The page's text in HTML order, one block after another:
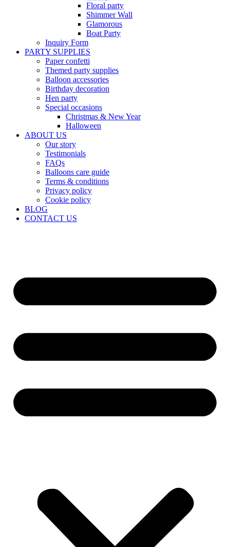
Floral party
Shimmer Wall
Glamorous
Boat Party
Inquiry Form
PARTY SUPPLIES
Paper confetti
Themed party supplies
Balloon accessories
Birthday decoration
Hen party
Special occasions
Christmas & New Year
Halloween
ABOUT US
Our story
Testimonials
FAQs
Balloons care guide
Terms & conditions
Privacy policy
Cookie policy
BLOG
CONTACT US